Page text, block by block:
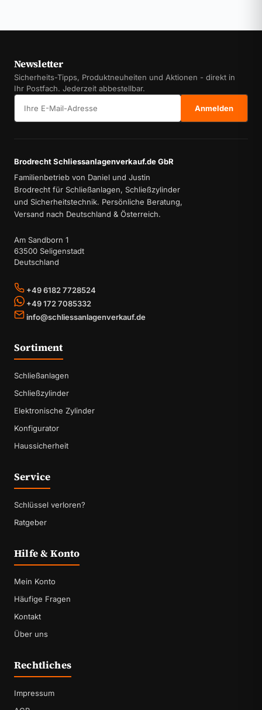
Newsletter
Sicherheits-Tipps, Produktneuheiten und Aktionen - direkt in
Ihr Postfach. Jederzeit abbestellbar.
Anmelden
Brodrecht Schliessanlagenverkauf.de GbR
Familienbetrieb von Daniel und Justin
Brodrecht für Schließanlagen, Schließzylinder
und Sicherheitstechnik. Persönliche Beratung,
Versand nach Deutschland & Österreich.
Am Sandborn 1
63500 Seligenstadt
Deutschland
+49 6182 7728524
+49 172 7085332
info@schliessanlagenverkauf.de
Sortiment
Schließanlagen
Schließzylinder
Elektronische Zylinder
Konfigurator
Haussicherheit
Service
Schlüssel verloren?
Ratgeber
Hilfe & Konto
Mein Konto
Häufige Fragen
Kontakt
Über uns
Rechtliches
Impressum